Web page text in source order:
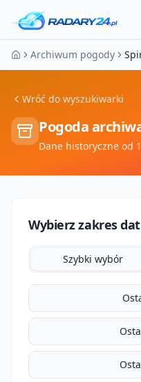
Strona główna
Archiwum pogody
Wróć do wyszukiwarki
Pogoda
Dane historyczne od
Wybierz zakres dat
Szybki wybór